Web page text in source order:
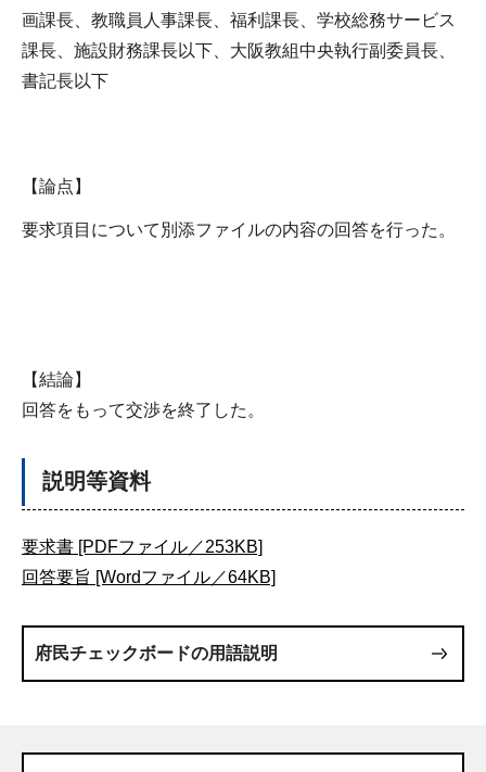
画課長、教職員人事課長、福利課長、学校総務サービス
課長、施設財務課長以下、大阪教組中央執行副委員長、
書記長以下
【論点】
要求項目について別添ファイルの内容の回答を行った。
【結論】
回答をもって交渉を終了した。
説明等資料
要求書 [PDFファイル／253KB]
回答要旨 [Wordファイル／64KB]
府民チェックボードの用語説明